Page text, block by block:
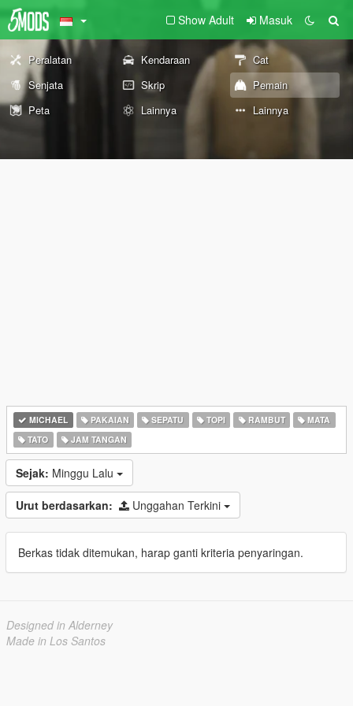
Show Adult Masuk
Peralatan Kendaraan
Cat
Senjata
Skrip
Pemain
Peta
Lainnya Lainnya
MICHAEL PAKAIAN SEPATU TOPI RAMBUT
MATA
TATO
JAM TANGAN
Sejak: Minggu Lalu
Urut berdasarkan: Unggahan Terkini
Berkas tidak ditemukan, harap ganti kriteria penyaringan.
Designed in Alderney
Made in Los Santos